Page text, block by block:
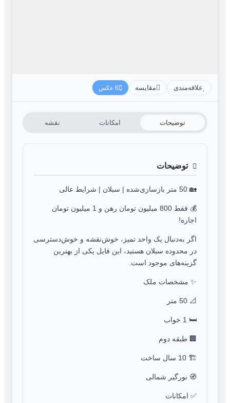
علاقه‌مندی مقایسه 6 عکس
توضیحات امکانات نقشه
توضیحات
🏡 50 متر بازسازی‌شده | سبلان | شرایط عالی
💰 فقط 800 میلیون تومان رهن و 1 میلیون تومان
اجاره!
اگر به‌دنبال یک واحد تمیز، خوش‌نقشه و خوش‌دسترسی
در محدوده سبلان هستید، این فایل یکی از بهترین
گزینه‌های موجود است.
✨ مشخصات ملک
📐 50 متر
🛏️ 1 خواب
🏢 طبقه دوم
🏗️ 10 سال ساخت
🧭 نورگیر شمالی
✅ امکانات